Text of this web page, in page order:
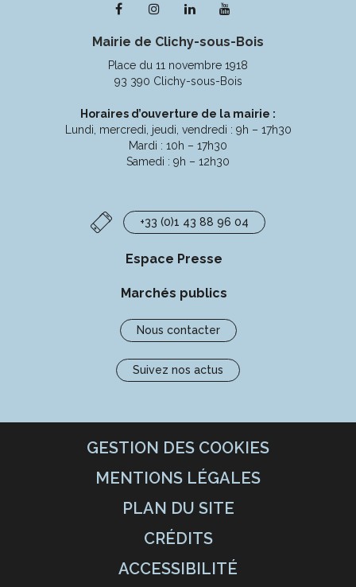
Lien
le
compte
Facebook
Lien
le
compte
Instagram
Lien
le
compte
Linkedin
la
chaîne
Youtube
Mairie de Clichy-sous-Bois
Place du 11 novembre 1918
93 390 Clichy-sous-Bois
Horaires d’ouverture de la mairie :
Lundi, mercredi, jeudi, vendredi : 9h – 17h30
Mardi : 10h – 17h30
Samedi : 9h – 12h30
+33 (0)1 43 88 96 04
Espace Presse
Marchés publics
Nous contacter
Suivez nos actus
GESTION DES COOKIES
MENTIONS LÉGALES
PLAN DU SITE
CRÉDITS
ACCESSIBILITÉ